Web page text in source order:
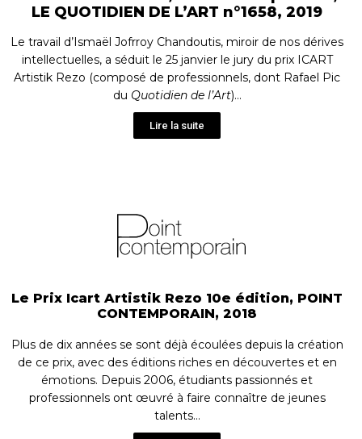
LE QUOTIDIEN DE L’ART n°1658, 2019
Le travail d’Ismaël Jofrroy Chandoutis, miroir de nos dérives
intellectuelles, a séduit le 25 janvier le jury du prix ICART
Artistik Rezo (composé de professionnels, dont Rafael Pic
du Quotidien de l’Art)…
Lire la suite
Le Prix Icart Artistik Rezo 10e édition, POINT
CONTEMPORAIN, 2018
Plus de dix années se sont déjà écoulées depuis la création
de ce prix, avec des éditions riches en découvertes et en
émotions. Depuis 2006, étudiants passionnés et
professionnels ont œuvré à faire connaître de jeunes
talents…